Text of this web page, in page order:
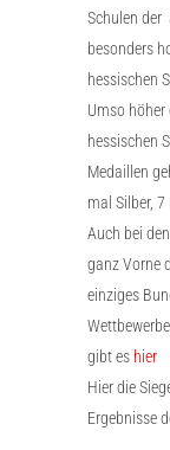
Schulen der
besonders
hessischen
Umso
hessischen
Medaillen
mal Silber,
Auch bei
ganz Vorne
einziges
gibt es hier
Hier die
Ergebnisse